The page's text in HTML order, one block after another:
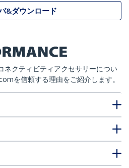
&ダウンロード
ネクティビティアクセサリーについ
を信頼する理由をご紹介します。